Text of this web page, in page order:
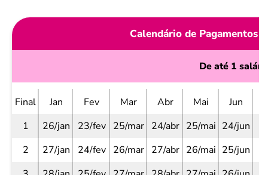
Calendário de Pagamentos
De até 1
Final Jan Fev Mar Abr Mai Jun
1
26/jan 23/fev 25/mar 24/abr 25/mai 24/jun
2
27/jan 24/fev 26/mar 27/abr 26/mai 25/jun